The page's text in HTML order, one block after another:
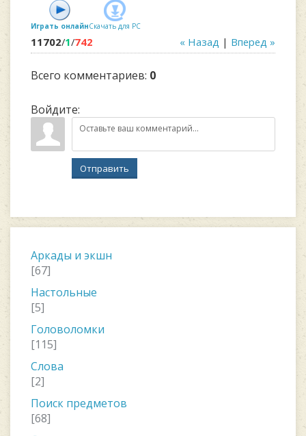
Играть онлайнСкачать для PC
« Назад | Вперед »
11702/1/742
Всего комментариев: 0
Войдите:
Отправить
Аркады и экшн
[67]
Настольные
[5]
Головоломки
[115]
Слова
[2]
Поиск предметов
[68]